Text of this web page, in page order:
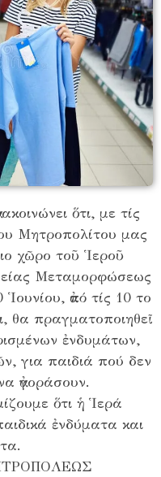
ὅτι, με τίς
Μητροπολίτου μας
χῶρο τοῦ Ἱεροῦ
Μεταμορφώσεως
ἀπό τίς 10 το
θα πραγματοποιηθεῖ
ἐνδυμάτων,
για παιδιά πού δεν
ἀγοράσουν.
ὅτι ἡ Ἱερά
ἐνδύματα και